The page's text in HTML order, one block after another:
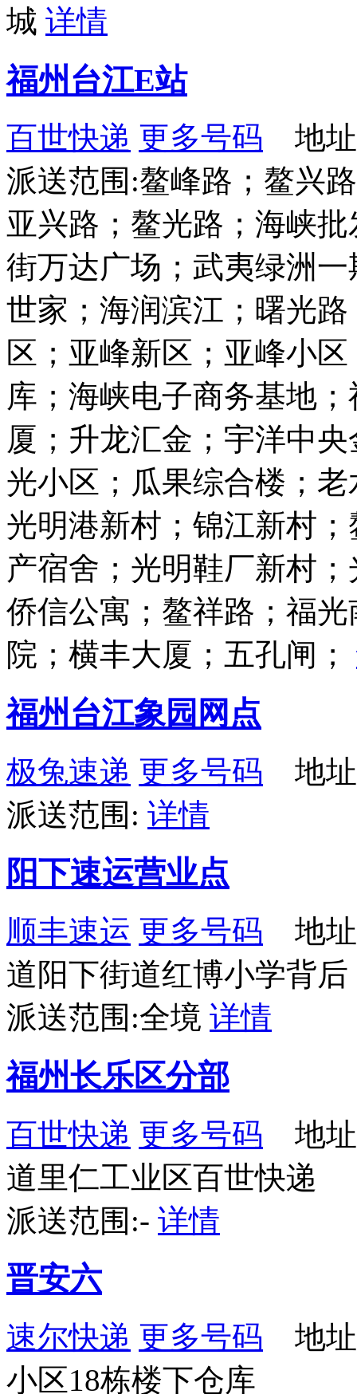
城 详情
福州台江E站
百世快递 更多号码 地址
派送范围:鳌峰路；鳌兴
亚兴路；鳌光路；海峡
街万达广场；武夷绿洲
世家；海润滨江；曙光
区；亚峰新区；亚峰小
库；海峡电子商务基地
厦；升龙汇金；宇洋中
光小区；瓜果综合楼；
光明港新村；锦江新村
产宿舍；光明鞋厂新村
侨信公寓；鳌祥路；福
院；横丰大厦；五孔闸；
福州台江象园网点
极兔速递 更多号码 地址
派送范围: 详情
阳下速运营业点
顺丰速运 更多号码 地址
道阳下街道红博小学背后
派送范围:全境 详情
福州长乐区分部
百世快递 更多号码 地址
道里仁工业区百世快递
派送范围:- 详情
晋安六
速尔快递 更多号码 地址
小区18栋楼下仓库